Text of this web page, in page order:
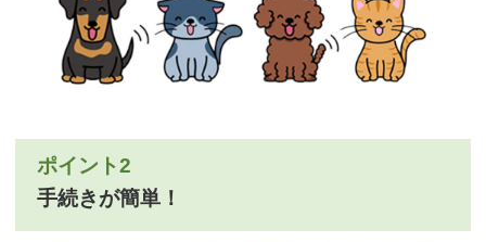
ポイント2
手続きが簡単！